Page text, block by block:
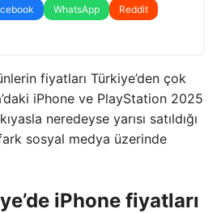
WhatsApp
Reddit
fiyatları Türkiye’den çok
iPhone ve PlayStation 2025
neredeyse yarısı satıldığı
sosyal medya üzerinde
iPhone fiyatları